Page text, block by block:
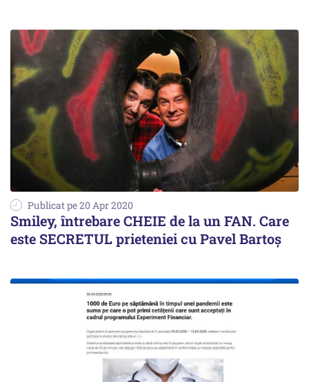
Publicat pe 20 Apr 2020
Smiley, întrebare CHEIE de la un FAN. Care
este SECRETUL prieteniei cu Pavel Bartoș